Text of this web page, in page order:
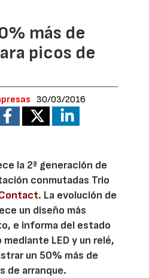
más de
picos de
30/03/2016
la 2ª generación de
conmutadas Trio
. La evolución de
un diseño más
e informa del estado
LED y un relé,
un 50% más de
de arranque.